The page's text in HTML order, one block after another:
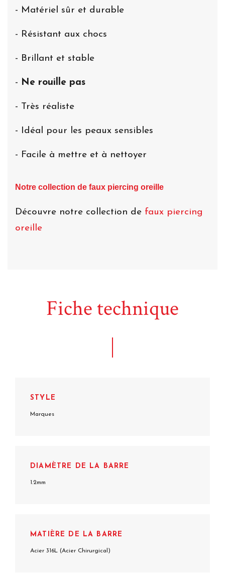
- Matériel sûr et durable
- Résistant aux chocs
- Brillant et stable
- Ne rouille pas
- Très réaliste
- Idéal pour les peaux sensibles
- Facile à mettre et à nettoyer
Notre collection de faux piercing oreille
Découvre notre collection de faux piercing
oreille
Fiche technique
STYLE
Marques
DIAMÈTRE DE LA BARRE
1.2mm
MATIÈRE DE LA BARRE
Acier 316L (Acier Chirurgical)